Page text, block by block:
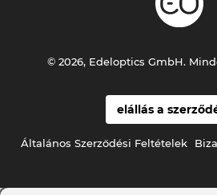
elállás a
Általános Szerződési Feltételek
© 2026, Edeloptics GmbH.